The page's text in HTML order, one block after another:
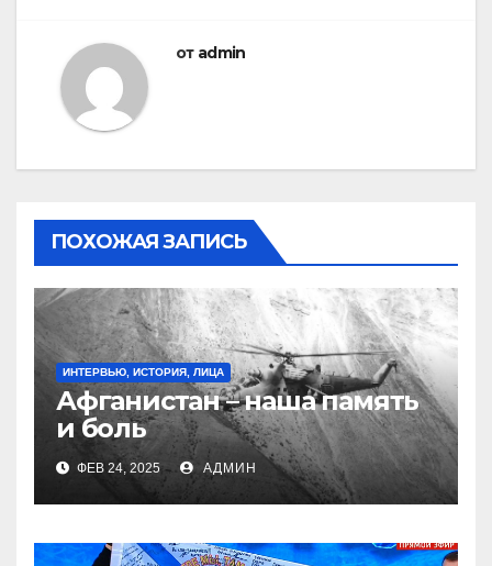
от admin
ПОХОЖАЯ ЗАПИСЬ
ИНТЕРВЬЮ, ИСТОРИЯ, ЛИЦА
Афганистан – наша память
и боль
ФЕВ 24, 2025 АДМИН